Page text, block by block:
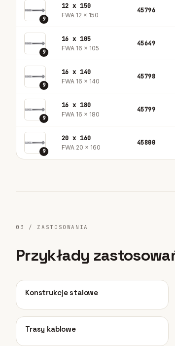
9
12 x 150
FWA 12 x 150
45796
9
16 x 105
FWA 16 x 105
45649
9
16 x 140
FWA 16 x 140
45798
9
16 x 180
FWA 16 x 180
45799
9
20 x 160
FWA 20 x 160
45800
03 / ZASTOSOWANIA
Przykłady
01
Konstrukcje stalowe
05
Trasy kablowe